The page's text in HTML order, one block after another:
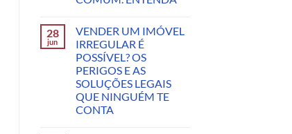
28
jun
VENDER UM IMÓVEL
IRREGULAR É
POSSÍVEL? OS
PERIGOS E AS
SOLUÇÕES LEGAIS
QUE NINGUÉM TE
CONTA